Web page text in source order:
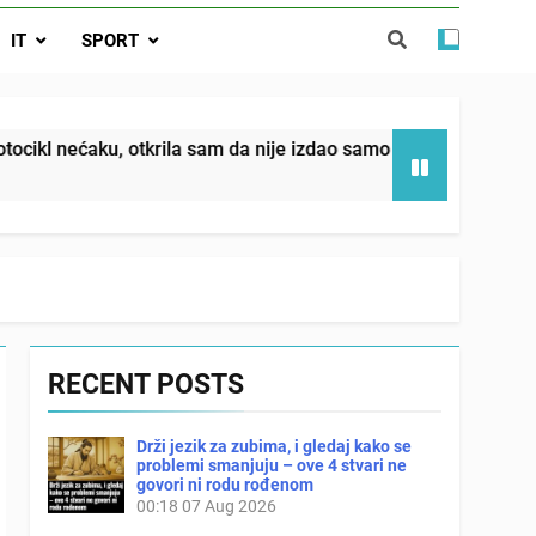
nije izdao samo našu kćer, nego je
sin već sutradan oženio ljubavnicom,
i da iza bolničkog stakla već čekaju
IT SPORT
sam da nije izdao samo našu kćer, nego je svojim
RECENT POSTS
Drži jezik za zubima, i gledaj kako se
problemi smanjuju – ove 4 stvari ne
govori ni rodu rođenom
00:18 07 Aug 2026